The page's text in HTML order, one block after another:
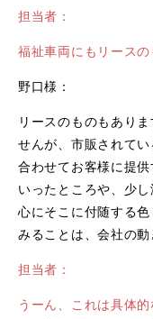
担当者：
福祉車両にもリース
野口様：
リースのものもあり
せんが、市販されて
合わせてお客様に提
いったところや、少
心にそこに付随する
みることは、会社の動
担当者：
うーん、これは具体